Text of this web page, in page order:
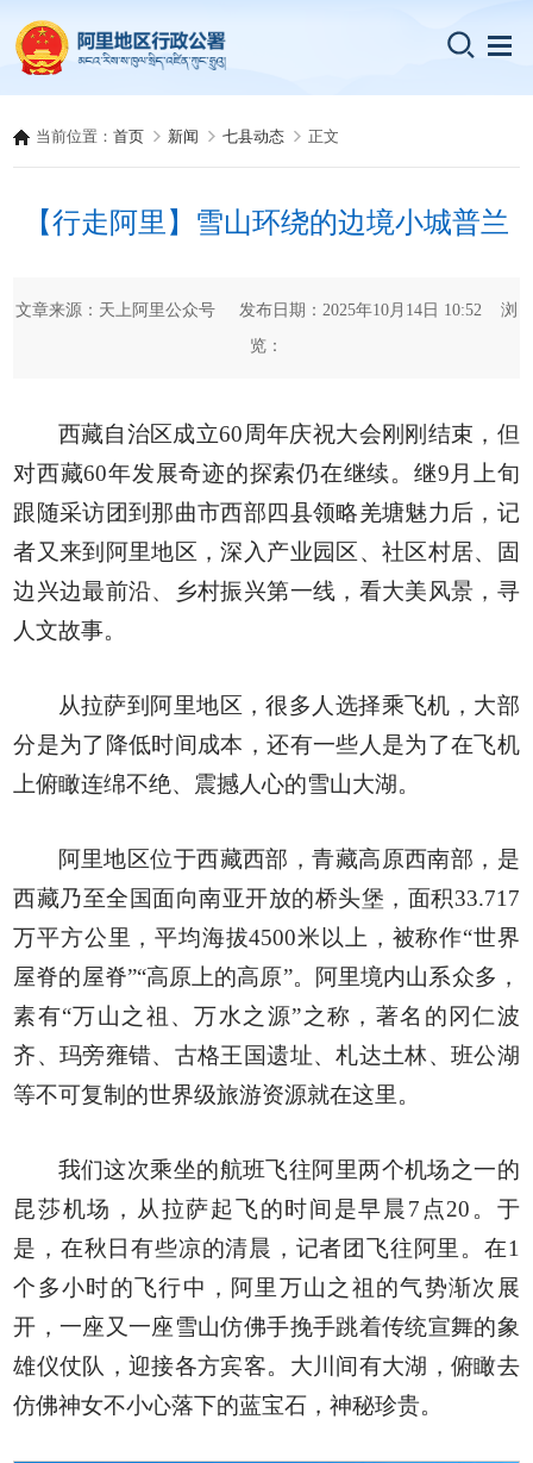
当前位置：首页 新闻 七县动态 正文
【行走阿里】雪山环绕的边境小城普兰
文章来源：天上阿里公众号 发布日期：2025年10月14日 10:52 浏
览：
西藏自治区成立60周年庆祝大会刚刚结束，但
对西藏60年发展奇迹的探索仍在继续。继9月上旬
跟随采访团到那曲市西部四县领略羌塘魅力后，记
者又来到阿里地区，深入产业园区、社区村居、固
边兴边最前沿、乡村振兴第一线，看大美风景，寻
人文故事。
从拉萨到阿里地区，很多人选择乘飞机，大部
分是为了降低时间成本，还有一些人是为了在飞机
上俯瞰连绵不绝、震撼人心的雪山大湖。
阿里地区位于西藏西部，青藏高原西南部，是
西藏乃至全国面向南亚开放的桥头堡，面积33.717
万平方公里，平均海拔4500米以上，被称作“世界
屋脊的屋脊”“高原上的高原”。阿里境内山系众多，
素有“万山之祖、万水之源”之称，著名的冈仁波
齐、玛旁雍错、古格王国遗址、札达土林、班公湖
等不可复制的世界级旅游资源就在这里。
我们这次乘坐的航班飞往阿里两个机场之一的
昆莎机场，从拉萨起飞的时间是早晨7点20。于
是，在秋日有些凉的清晨，记者团飞往阿里。在1
个多小时的飞行中，阿里万山之祖的气势渐次展
开，一座又一座雪山仿佛手挽手跳着传统宣舞的象
雄仪仗队，迎接各方宾客。大川间有大湖，俯瞰去
仿佛神女不小心落下的蓝宝石，神秘珍贵。